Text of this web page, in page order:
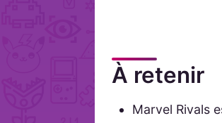
À retenir
Marvel Rivals